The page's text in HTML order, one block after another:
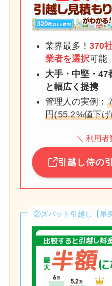
業界最多！ 370
業者を選択可能
大手・中堅・47
と幅広く提携
管理人の実例：
円(55.2%値下
＼ 利用者
引越し侍の
②ズバット引越し【単